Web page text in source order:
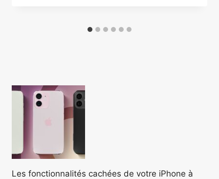
Les fonctionnalités cachées de votre iPhone à